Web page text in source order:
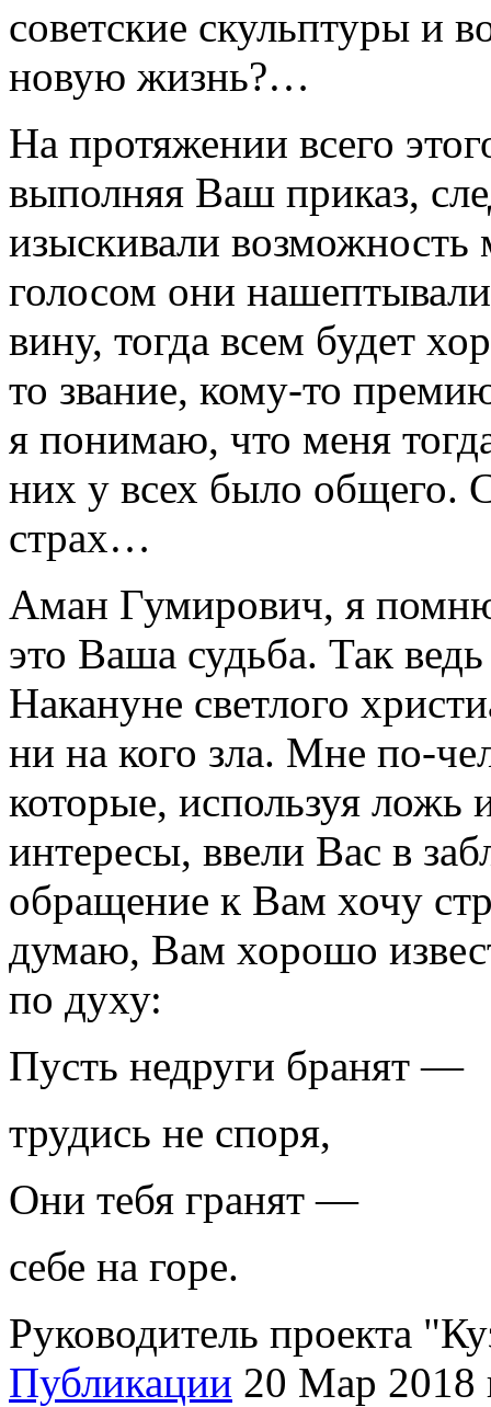
советские скульптуры и
новую жизнь?…
На протяжении всего
выполняя Ваш приказ,
изыскивали
голосом они
вину, тогда всем будет
то звание, кому-то
я понимаю, что меня
них у всех было общего.
страх…
Аман Гумирович, я
это Ваша судьба. Так
Накануне светлого
ни на кого зла. Мне по-
которые, используя ложь
интересы, ввели Вас в
обращение к Вам хочу
думаю, Вам хорошо
по духу:
Пусть недруги бранят —
трудись не споря,
Они тебя гранят —
себе на горе.
Руководитель проекта
Публикации 20 Мар 2018